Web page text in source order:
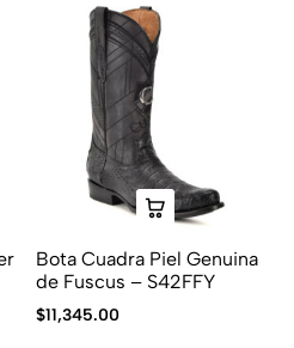
Bota Cuadra Piel Genuina
de Fuscus – S42FFY
$11,345.00